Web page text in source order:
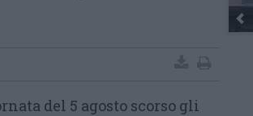
del 5 agosto scorso gli